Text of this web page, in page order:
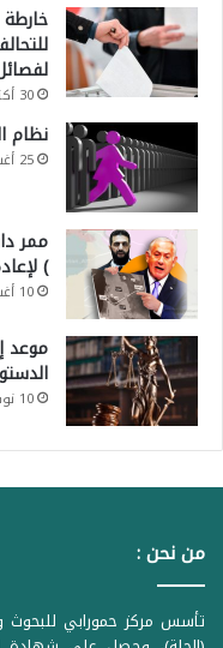
30 أكتوبر، 2025
نظام
25 أغسطس، 2025
)
10 أغسطس، 2025
موعد
10 نوفمبر، 2025
من نحن :